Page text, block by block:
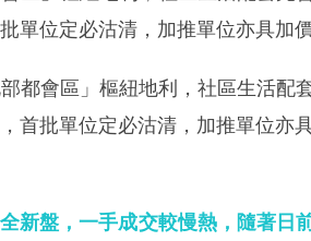
單位定必沽清，加推單位亦具加價
都會區」樞紐地利，社區生活配
首批單位定必沽清，加推單位亦具
新盤，一手成交較慢熱，隨著日